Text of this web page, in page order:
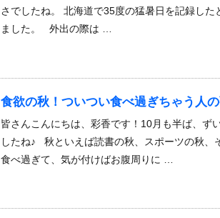
さでしたね。 北海道で35度の猛暑日を記録し
ました。 外出の際は …
食欲の秋！ついつい食べ過ぎちゃう人
皆さんこんにちは、彩香です！10月も半ば、ず
したね♪ 秋といえば読書の秋、スポーツの秋、
食べ過ぎて、気が付けばお腹周りに …